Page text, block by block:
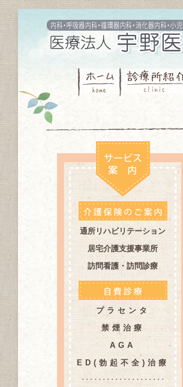
通所リハビリテーション
居宅介護支援事業所
訪問看護・訪問診療
プラセンタ
禁煙治療
AGA
ED(勃起不全)治療